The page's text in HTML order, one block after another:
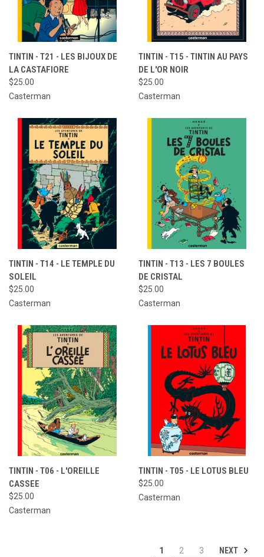
TINTIN - T21 - LES BIJOUX DE
LA CASTAFIORE
$25.00
Casterman
TINTIN - T15 - TINTIN AU PAYS
DE L'OR NOIR
$25.00
Casterman
TINTIN - T14 - LE TEMPLE DU
SOLEIL
$25.00
Casterman
TINTIN - T13 - LES 7 BOULES
DE CRISTAL
$25.00
Casterman
TINTIN - T06 - L'OREILLE
CASSEE
$25.00
Casterman
TINTIN - T05 - LE LOTUS BLEU
$25.00
Casterman
1 2 3 NEXT